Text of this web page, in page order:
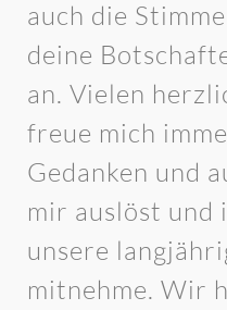
auch die
deine
an. Vielen
freue mich
Gedanken und
mir auslöst und
unsere
mitnehme. Wir